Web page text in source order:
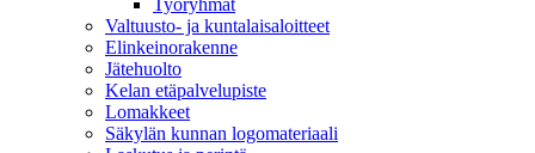
Työryhmät
Valtuusto- ja kuntalaisaloitteet
Elinkeinorakenne
Jätehuolto
Kelan etäpalvelupiste
Lomakkeet
Säkylän kunnan logomateriaali